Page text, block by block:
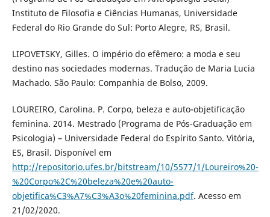
Instituto de Filosofia e Ciências Humanas, Universidade
Federal do Rio Grande do Sul: Porto Alegre, RS, Brasil.
LIPOVETSKY, Gilles. O império do efêmero: a moda e seu
destino nas sociedades modernas. Tradução de Maria Lucia
Machado. São Paulo: Companhia de Bolso, 2009.
LOUREIRO, Carolina. P. Corpo, beleza e auto-objetificação
feminina. 2014. Mestrado (Programa de Pós-Graduação em
Psicologia) – Universidade Federal do Espírito Santo. Vitória,
ES, Brasil. Disponível em
http://repositorio.ufes.br/bitstream/10/5577/1/Loureiro%20-
%20Corpo%2C%20beleza%20e%20auto-
objetifica%C3%A7%C3%A3o%20feminina.pdf. Acesso em
21/02/2020.